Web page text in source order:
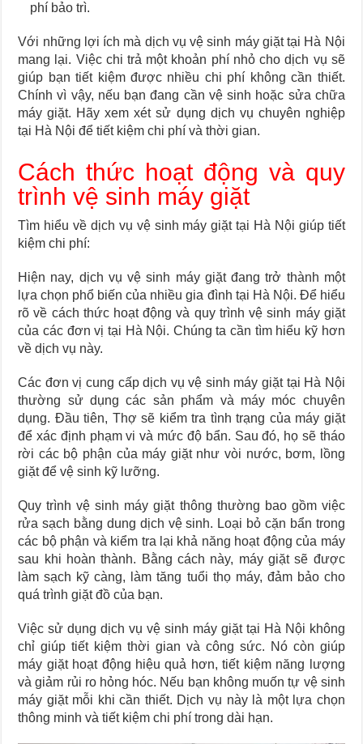
phí bảo trì.
Với những lợi ích mà dịch vụ vệ sinh máy giặt tại Hà Nội
mang lại. Việc chi trả một khoản phí nhỏ cho dịch vụ sẽ
giúp bạn tiết kiệm được nhiều chi phí không cần thiết.
Chính vì vậy, nếu bạn đang cần vệ sinh hoặc sửa chữa
máy giặt. Hãy xem xét sử dụng dịch vụ chuyên nghiệp
tại Hà Nội để tiết kiệm chi phí và thời gian.
Cách thức hoạt động và quy
trình vệ sinh máy giặt
Tìm hiểu về dịch vụ vệ sinh máy giặt tại Hà Nội giúp tiết
kiệm chi phí:
Hiện nay, dịch vụ vệ sinh máy giặt đang trở thành một
lựa chọn phổ biến của nhiều gia đình tại Hà Nội. Để hiểu
rõ về cách thức hoạt động và quy trình vệ sinh máy giặt
của các đơn vị tại Hà Nội. Chúng ta cần tìm hiểu kỹ hơn
về dịch vụ này.
Các đơn vị cung cấp dịch vụ vệ sinh máy giặt tại Hà Nội
thường sử dụng các sản phẩm và máy móc chuyên
dụng. Đầu tiên, Thợ sẽ kiểm tra tình trạng của máy giặt
để xác định phạm vi và mức độ bẩn. Sau đó, họ sẽ tháo
rời các bộ phận của máy giặt như vòi nước, bơm, lồng
giặt để vệ sinh kỹ lưỡng.
Quy trình vệ sinh máy giặt thông thường bao gồm việc
rửa sạch bằng dung dịch vệ sinh. Loại bỏ cặn bẩn trong
các bộ phận và kiểm tra lại khả năng hoạt động của máy
sau khi hoàn thành. Bằng cách này, máy giặt sẽ được
làm sạch kỹ càng, làm tăng tuổi thọ máy, đảm bảo cho
quá trình giặt đồ của bạn.
Việc sử dụng dịch vụ vệ sinh máy giặt tại Hà Nội không
chỉ giúp tiết kiệm thời gian và công sức. Nó còn giúp
máy giặt hoạt động hiệu quả hơn, tiết kiệm năng lượng
và giảm rủi ro hỏng hóc. Nếu bạn không muốn tự vệ sinh
máy giặt mỗi khi cần thiết. Dịch vụ này là một lựa chọn
thông minh và tiết kiệm chi phí trong dài hạn.